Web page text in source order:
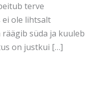
terve
ole lihtsalt
räägib süda ja kuuleb
on justkui […]